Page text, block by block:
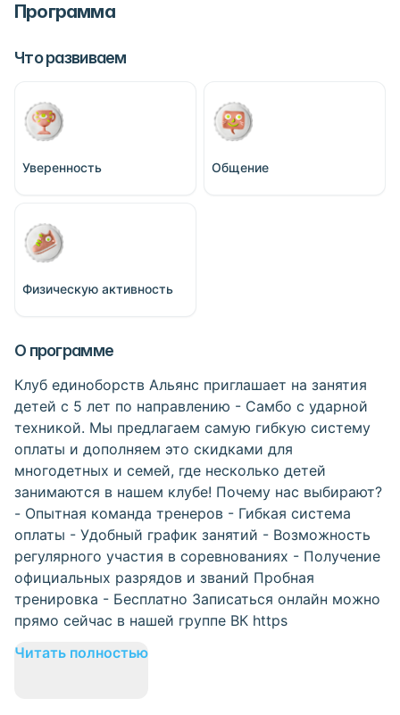
Программа
Что развиваем
Уверенность Общение
Физическую активность
О программе
Клуб единоборств Альянс приглашает на занятия
детей с 5 лет по направлению - Самбо с ударной
техникой. Мы предлагаем самую гибкую систему
оплаты и дополняем это скидками для
многодетных и семей, где несколько детей
занимаются в нашем клубе! Почему нас выбирают?
- Опытная команда тренеров - Гибкая система
оплаты - Удобный график занятий - Возможность
регулярного участия в соревнованиях - Получение
официальных разрядов и званий Пробная
тренировка - Бесплатно Записаться онлайн можно
прямо сейчас в нашей группе ВК https
Читать полностью